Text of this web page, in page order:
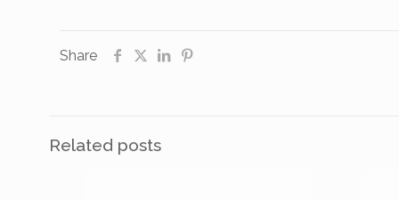
Share
Related posts